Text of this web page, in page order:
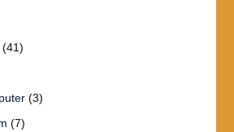
(41)
(3)
(7)